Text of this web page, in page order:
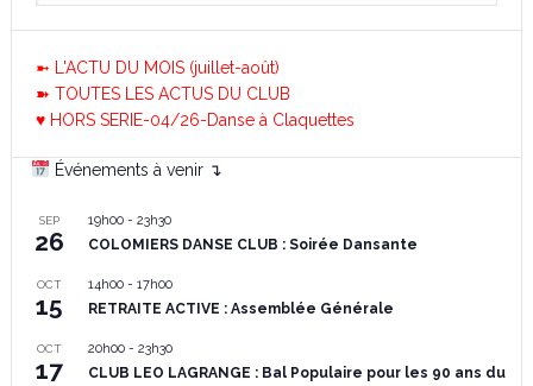
➼ L'ACTU DU MOIS (juillet-août)
➽ TOUTES LES ACTUS DU CLUB
♥ HORS SERIE-04/26-Danse à Claquettes
Événements à venir ↴
SEP
26
19h00- 23h30
COLOMIERS DANSE CLUB : Soirée Dansante
OCT
15
14h00- 17h00
RETRAITE ACTIVE : Assemblée Générale
OCT
17
20h00- 23h30
CLUB LEO LAGRANGE : Bal Populaire pour les 90 ans du